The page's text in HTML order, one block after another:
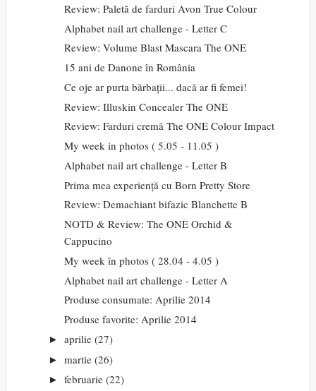
Review: Paletă de farduri Avon True Colour
Alphabet nail art challenge - Letter C
Review: Volume Blast Mascara The ONE
15 ani de Danone în România
Ce oje ar purta bărbații... dacă ar fi femei!
Review: Illuskin Concealer The ONE
Review: Farduri cremă The ONE Colour Impact
My week in photos ( 5.05 - 11.05 )
Alphabet nail art challenge - Letter B
Prima mea experiență cu Born Pretty Store
Review: Demachiant bifazic Blanchette B
NOTD & Review: The ONE Orchid &
Cappucino
My week în photos ( 28.04 - 4.05 )
Alphabet nail art challenge - Letter A
Produse consumate: Aprilie 2014
Produse favorite: Aprilie 2014
► aprilie (27)
► martie (26)
► februarie (22)